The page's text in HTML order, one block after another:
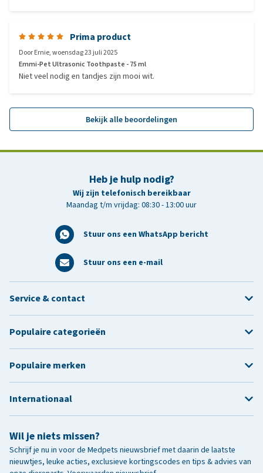
Prima product
DoorErnie,woensdag 23 juli 2025
Emmi-Pet Ultrasonic Toothpaste - 75 ml
Niet veel nodig en tandjes zijn mooi wit.
Bekijk alle beoordelingen
Heb je hulp nodig?
Wij zijn telefonisch bereikbaar
Maandag t/m vrijdag: 08:30 - 13:00 uur
Stuur ons een WhatsApp bericht
Stuur ons een e-mail
Wil je niets missen?
Schrijf je nu in voor de Medpets nieuwsbrief met daarin de laatste
nieuwtjes, leuke acties, exclusieve kortingscodes en tips & advies van
Service & contact
Populaire categorieën
Populaire merken
Internationaal